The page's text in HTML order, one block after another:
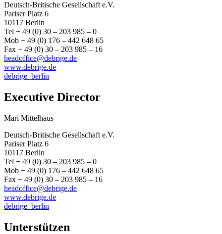
Deutsch-Britische Gesellschaft e.V.
Pariser Platz 6
10117 Berlin
Tel + 49 (0) 30 – 203 985 – 0
Mob + 49 (0) 176 – 442 648 65
Fax + 49 (0) 30 – 203 985 – 16
headoffice@debrige.de
www.debrige.de
debrige_berlin
Executive Director
Mari Mittelhaus
Deutsch-Britische Gesellschaft e.V.
Pariser Platz 6
10117 Berlin
Tel + 49 (0) 30 – 203 985 – 0
Mob + 49 (0) 176 – 442 648 65
Fax + 49 (0) 30 – 203 985 – 16
headoffice@debrige.de
www.debrige.de
debrige_berlin
Unterstützen